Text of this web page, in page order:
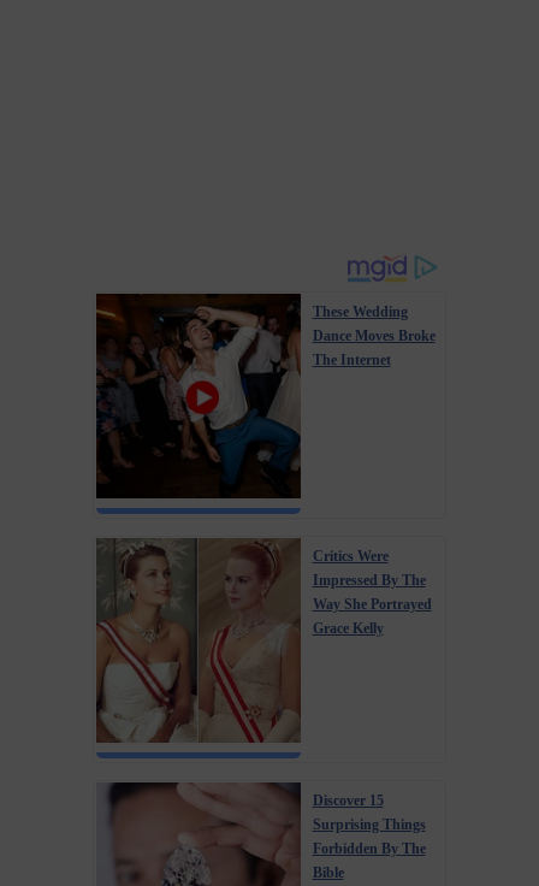
These Wedding
Dance Moves Broke
The Internet
Critics Were
Impressed By The
Way She Portrayed
Grace Kelly
Discover 15
Surprising Things
Forbidden By The
Bible